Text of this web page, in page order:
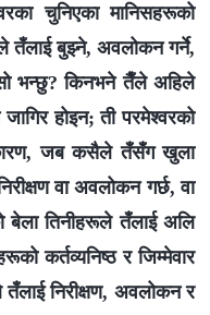
चुनिएका मानिसहरूको
तँलाई बुझ्ने, अवलोकन गर्ने,
भन्छु? किनभने तैँले अहिले
होइन; ती परमेश्‍वरको
जब कसैले तँसँग खुला
वा अवलोकन गर्छ, वा
बेला तिनीहरूले तँलाई अलि
कर्तव्यनिष्ठ र जिम्मेवार
निरीक्षण, अवलोकन र